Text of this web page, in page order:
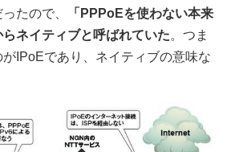
たので、
「PPPoEを使わない本来
ネイティブと呼ばれていた。つま
IPoEであり、ネイティブの意味な